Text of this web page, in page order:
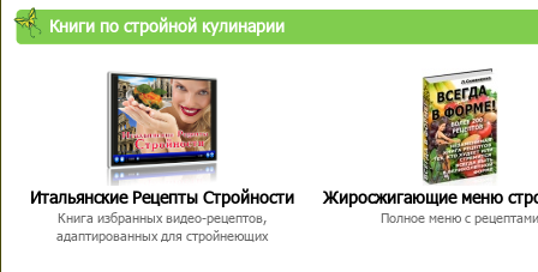
Книги по стройной кулинарии
Итальянские Рецепты Стройности
Книга избранных видео-рецептов,
адаптированных для стройнеющих
Жиросжигающие меню
Полное меню с рецептами